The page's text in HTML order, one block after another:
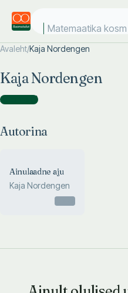
Matemaatika kosmo
Avaleht/Kaja Nordengen
Kaja Nordengen
Autorina )
Autorina
Ainulaadne aju
Kaja Nordengen